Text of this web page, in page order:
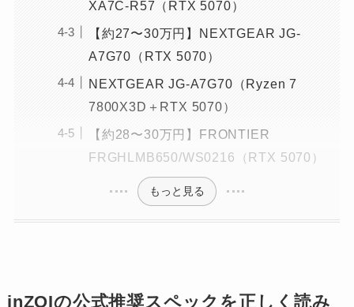
XA7C-R57（RTX 5070）
【約27〜30万円】NEXTGEAR JG-
A7G70（RTX 5070）
NEXTGEAR JG-A7G70（Ryzen 7
7800X3D＋RTX 5070）
【約28〜30万円】FRONTIER
FRGHLMB650/WS0216（RTX 5070）
もっと見る
inZOIの公式推奨スペックを正しく読み